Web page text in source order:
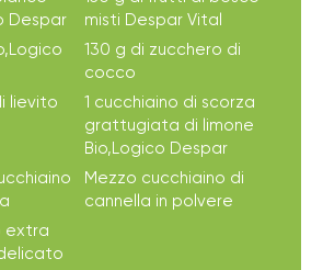
Despar
misti Despar Vital
130 g di zucchero di
cocco
lievito
1 cucchiaino di scorza
grattugiata di limone
Bio,Logico Despar
Mezzo cucchiaino di
cannella in polvere
extra